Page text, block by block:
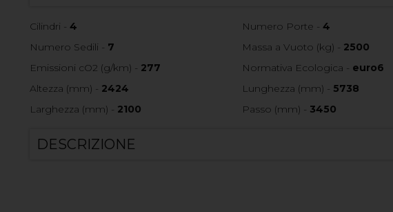
Cilindri - 4 Numero Porte - 4
Numero Sedili - 7 Massa a Vuoto (kg) - 2500
Emissioni cO2 (g/km) - 277 Normativa Ecologica - euro6
Altezza (mm) - 2424 Lunghezza (mm) - 5738
Larghezza (mm) - 2100 Passo (mm) - 3450
DESCRIZIONE